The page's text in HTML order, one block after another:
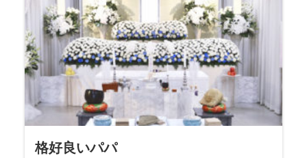
カーマニアでした。
格好良いパパ